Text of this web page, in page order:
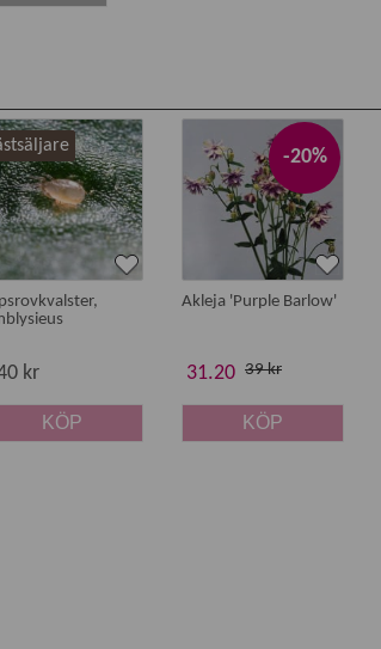
kr
KÖP
-20%
Akleja 'Purple Barlow'
31.20 39 kr
KÖP